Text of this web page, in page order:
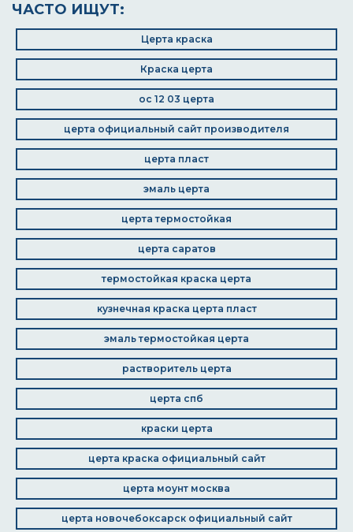
ЧАСТО ИЩУТ:
Церта краска
Краска церта
ос 12 03 церта
церта официальный сайт производителя
церта пласт
эмаль церта
церта термостойкая
церта саратов
термостойкая краска церта
кузнечная краска церта пласт
эмаль термостойкая церта
растворитель церта
церта спб
краски церта
церта краска официальный сайт
церта моунт москва
церта новочебоксарск официальный сайт